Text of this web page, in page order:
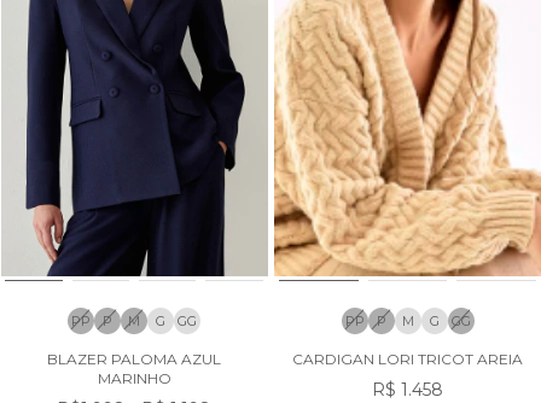
PP P M G GG
BLAZER PALOMA AZUL
MARINHO
PP P M G GG
CARDIGAN LORI TRICOT AREIA
R$ 1.458